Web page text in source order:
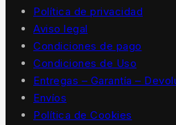
Política de privacidad
Aviso legal
Condiciones de pago
Condiciones de Uso
Entregas – Garantía –
Envíos
Política de Cookies